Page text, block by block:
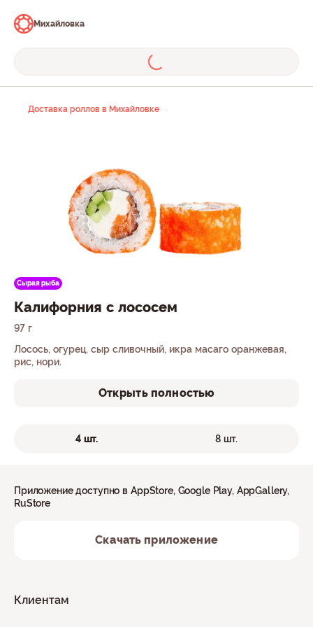
Михайловка
Доставка роллов в Михайловке
Сырая рыба
Калифорния с лососем
97 г
Лосось, огурец, сыр сливочный, икра масаго оранжевая,
рис, нори.
Открыть полностью
4 шт. 8 шт.
Клиентам
Приложение доступно в AppStore, Google Play, AppGallery,
RuStore
Скачать приложение